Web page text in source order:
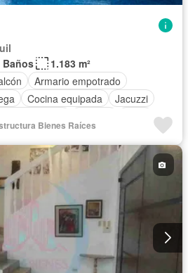
Baños
1.183 m²
Armario empotrado
Cocina equipada
Jacuzzi
Jardín
Garita de guardianía
Bienes Raíces